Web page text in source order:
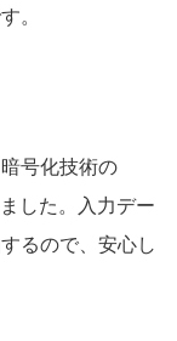
。
号化技術の
した。入力デー
るので、安心し